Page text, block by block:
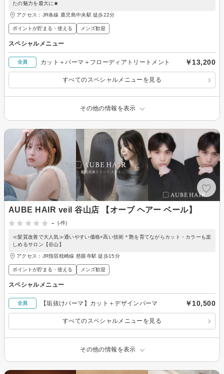
たの魅力を最大に★
アクセス：JR各線 鹿児島中央駅 徒歩22分
ポイントが貯まる・使える メンズ歓迎
スペシャルメニュー
全員 カット＋パーマ＋フローディアトリートメント ￥13,200
すべてのスペシャルメニューを見る
その他の情報を表示
AUBE HAIR veil 谷山店 【オーブ ヘアー ベール】
-
(-件)
≪髪質改善で大人気≫通いやすい価格×高い技術＊艶を育てながらカット・カラーも楽
しめるサロン【谷山】
アクセス：JR指宿枕崎線 慈眼寺駅 徒歩15分
ポイントが貯まる・使える メンズ歓迎
スペシャルメニュー
全員 【垢抜けパーマ】カット＋デザインパーマ ￥10,500
すべてのスペシャルメニューを見る
その他の情報を表示